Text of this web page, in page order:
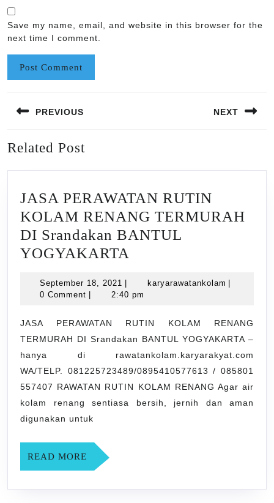
Save my name, email, and website in this browser for the
next time I comment.
navigation
PREVIOUS
post:
NEXT
Related Post
JASA PERAWATAN RUTIN
KOLAM RENANG TERMURAH
DI Srandakan BANTUL
YOGYAKARTA
RUTIN
RENANG
TERMURAH
DI
Srandakan
BANTUL
September 18, 2021 September
18,
karyarawatankolam
0 Comment
2:40 pm
JASA PERAWATAN RUTIN KOLAM RENANG
TERMURAH DI Srandakan BANTUL YOGYAKARTA –
hanya di rawatankolam.karyarakyat.com
WA/TELP. 081225723489/0895410577613 / 085801
557407 RAWATAN RUTIN KOLAM RENANG Agar air
kolam renang sentiasa bersih, jernih dan aman
digunakan untuk
READ MORE READ
MORE